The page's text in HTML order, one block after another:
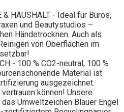
& HAUSHALT - Ideal für Büros,
und Beautystudios –
Händetrocknen. Auch als
von Oberflächen im
- 100 % CO2-neutral, 100 %
Material ist
ausgezeichnet.
können! Unsere
Umweltzeichen Blauer Engel